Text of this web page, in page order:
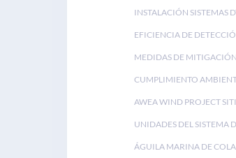
INSTALACIÓN SISTEMAS
EFICIENCIA DE
MEDIDAS DE
CUMPLIMIENTO
AWEA WIND PROJECT
UNIDADES DEL SISTEMA
ÁGUILA MARINA DE